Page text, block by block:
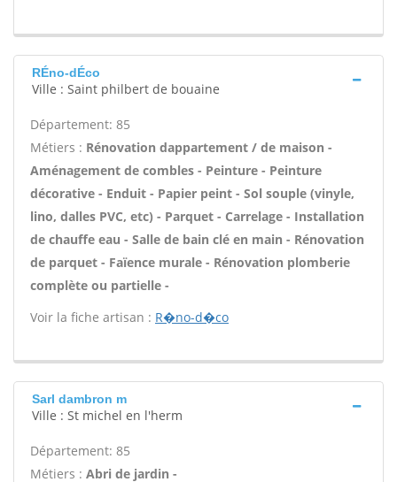
RÉno-dÉco
Ville : Saint philbert de bouaine
Département: 85
Métiers : Rénovation dappartement / de maison -
Aménagement de combles - Peinture - Peinture
décorative - Enduit - Papier peint - Sol souple (vinyle,
lino, dalles PVC, etc) - Parquet - Carrelage - Installation
de chauffe eau - Salle de bain clé en main - Rénovation
de parquet - Faïence murale - Rénovation plomberie
complète ou partielle -
Voir la fiche artisan : R�no-d�co
Sarl dambron m
Ville : St michel en l'herm
Département: 85
Métiers : Abri de jardin -